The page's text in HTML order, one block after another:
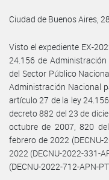
Ciudad de Buenos Aires,
Visto el expediente EX-
24.156 de
del Sector Público
Administración Nacional
artículo 27 de la ley
decreto 882 del 23 de
octubre de 2007, 820
febrero de 2022 (DECNU-
2022 (DECNU-2022-331-
(DECNU-2022-712-APN-